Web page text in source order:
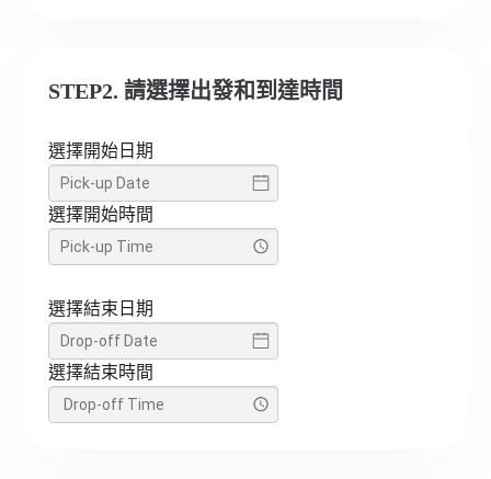
STEP2. 請選擇出發和到達時間
選擇開始日期
選擇開始時間
選擇結束日期
選擇結束時間